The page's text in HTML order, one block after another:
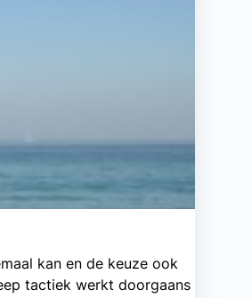
kan en de keuze ook
tactiek werkt doorgaans